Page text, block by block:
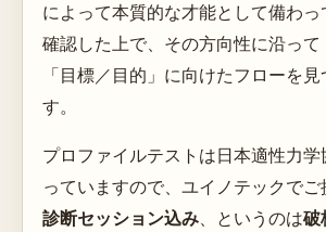
によって本質的な才能として備わ
確認した上で、その方向性に沿って
「目標／目的」に向けたフローを
す。
プロファイルテストは日本適性力学
っていますので、ユイノテックで
診断セッション込み 、というのは破